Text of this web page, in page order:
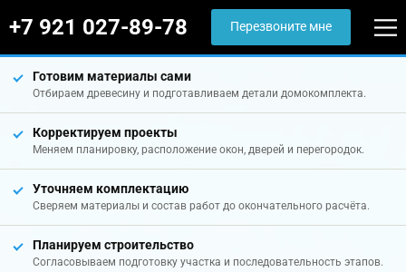
+7 921 027-89-78 Перезвоните мне
Готовим материалы сами
Отбираем древесину и подготавливаем детали домокомплекта.
Корректируем проекты
Меняем планировку, расположение окон, дверей и перегородок.
Уточняем комплектацию
Сверяем материалы и состав работ до окончательного расчёта.
Планируем строительство
Согласовываем подготовку участка и последовательность этапов.